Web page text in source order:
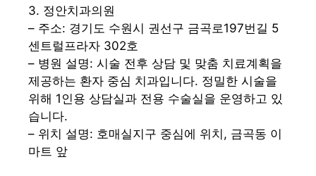
3. 정안치과의원
– 주소: 경기도 수원시 권선구 금곡로197번길 5
센트럴프라자 302호
– 병원 설명: 시술 전후 상담 및 맞춤 치료계획을
제공하는 환자 중심 치과입니다. 정밀한 시술을
위해 1인용 상담실과 전용 수술실을 운영하고 있
습니다.
– 위치 설명: 호매실지구 중심에 위치, 금곡동 이
마트 앞